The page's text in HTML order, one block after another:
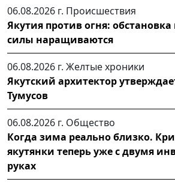
06.08.2026 г. Происшествия
Якутия против огня:
силы наращиваются
06.08.2026 г. Желтые хроники
Якутский архитектор
Тумусов
06.08.2026 г. Общество
Когда зима реально близко.
якутянки теперь уже с двумя
руках